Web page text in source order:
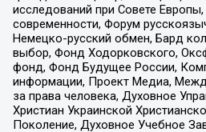
исследований при Совете
современности, Форум
Немецко-русский обмен, Бард
выбор, Фонд Ходорковского,
фонд, Фонд Будущее России,
информации, Проект Медиа,
за права человека, Духовное
Христиан Украинской
Поколение, Духовное Учебное